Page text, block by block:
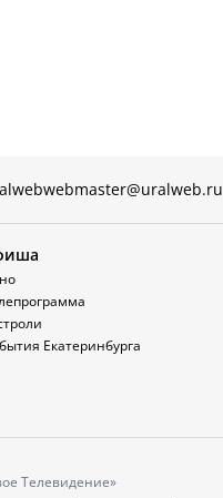
webmaster@uralweb.ru
Екатеринбурга
Телевидение»